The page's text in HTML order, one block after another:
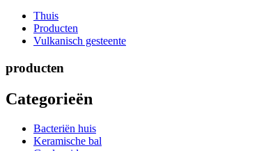
Thuis
Producten
Vulkanisch gesteente
producten
Categorieën
Bacteriën huis
Keramische bal